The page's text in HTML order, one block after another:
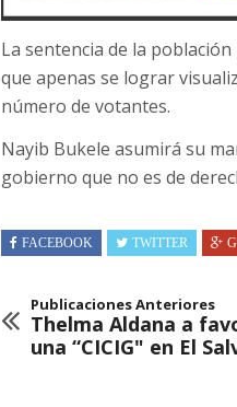
La sentencia de la
que apenas se lograr
número de votantes.
Nayib Bukele asumirá su
gobierno que no es de
FACEBOOK TWITTER
Publicaciones Anteriores
Thelma Aldana a
una “CICIG" en El